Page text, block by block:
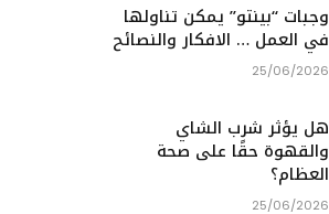
وجبات “بينتو” يمكن تناولها
في العمل … الافكار والنصائح
25/06/2026
هل يؤثر شرب الشاي
والقهوة حقًا على صحة
العظام؟
25/06/2026